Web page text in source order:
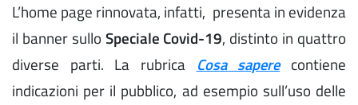
L’home page rinnovata, infatti, presenta in evidenza
il banner sullo Speciale Covid-19, distinto in quattro
diverse parti. La rubrica Cosa sapere contiene
indicazioni per il pubblico, ad esempio sull’uso delle